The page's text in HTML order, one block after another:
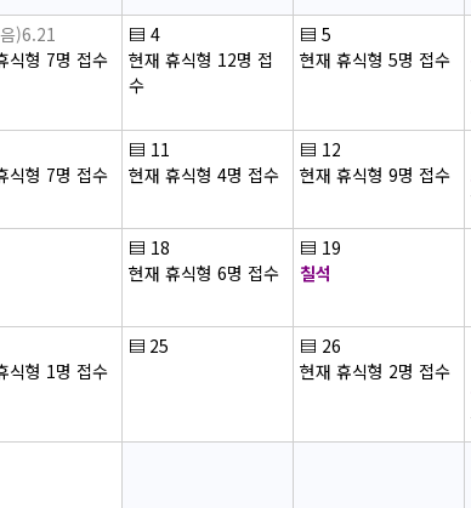
)6.21
식형 7명 접수
▤ 4
현재 휴식형 12명 접
수
▤ 5
현재 휴식형 5명 접수
식형 7명 접수
▤ 11
현재 휴식형 4명 접수
▤ 12
현재 휴식형 9명 접수
▤ 18
현재 휴식형 6명 접수
▤ 19
칠석
식형 1명 접수
▤ 25 ▤ 26
현재 휴식형 2명 접수